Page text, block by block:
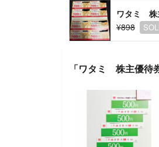
ワタミ 株
¥898
「ワタミ 株主優